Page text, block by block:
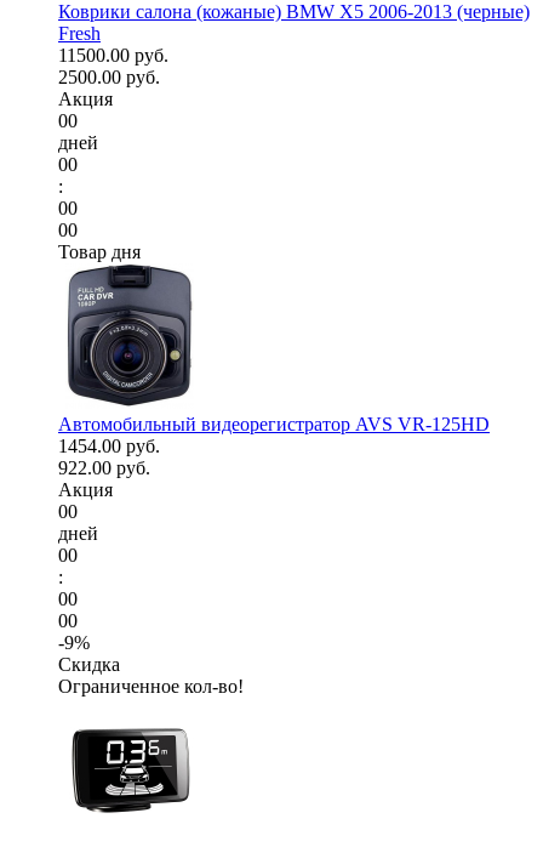
Коврики салона (кожаные) BMW X5 2006-2013 (черные)
Fresh
11500.00 руб.
2500.00 руб.
Акция
00
дней
00
:
00
00
Товар дня
Автомобильный видеорегистратор AVS VR-125HD
1454.00 руб.
922.00 руб.
Акция
00
дней
00
:
00
00
-9%
Скидка
Ограниченное кол-во!